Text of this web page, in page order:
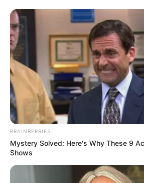
Gémeaux vos
pour le Keno
Vous pouvez faire un mixte en
directement vos numéros
En validant vous obtiendrez
BRAINBERRIES
Mystery Solved: Here's Why These 9
Shows